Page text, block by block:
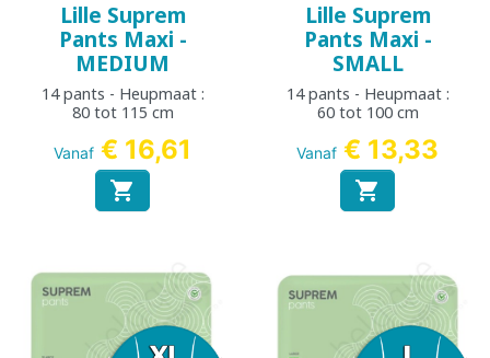
Lille Suprem
Pants Maxi -
MEDIUM
14 pants - Heupmaat :
80 tot 115 cm
Vanaf € 16,61

Lille Suprem
Pants Maxi -
SMALL
14 pants - Heupmaat :
60 tot 100 cm
Vanaf € 13,33
